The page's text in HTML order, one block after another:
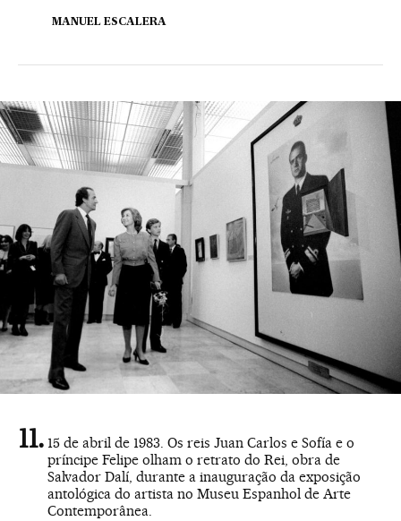
MANUEL ESCALERA
15 de abril de 1983. Os reis Juan Carlos e Sofía e o
príncipe Felipe olham o retrato do Rei, obra de
Salvador Dalí, durante a inauguração da exposição
antológica do artista no Museu Espanhol de Arte
Contemporânea.